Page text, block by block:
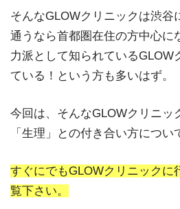
そんなGLOWクリニックは渋谷
通うなら首都圏在住の方中心に
力派として知られているGLOW
ている！という方も多いはず。
今回は、そんなGLOWクリニッ
「生理」との付き合い方につい
すぐにでもGLOWクリニックに
覧下さい。